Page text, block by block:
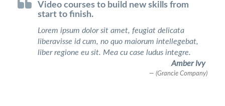
Video courses to build new skills from
start to finish.
Lorem ipsum dolor sit amet, feugiat delicata
liberavisse id cum, no quo maiorum intellegebat,
liber regione eu sit. Mea cu case ludus integre.
Amber Ivy
(Grancie Company)